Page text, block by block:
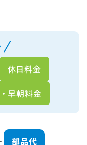
休日料金
早朝料金
部品代